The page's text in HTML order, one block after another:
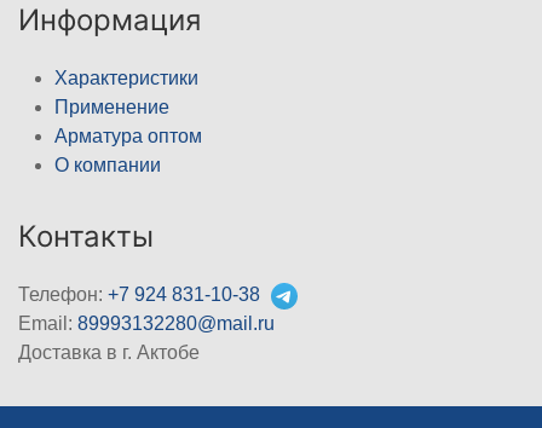
Информация
Характеристики
Применение
Арматура оптом
О компании
Контакты
Телефон: +7 924 831-10-38
Email: 89993132280@mail.ru
Доставка в г. Актобе